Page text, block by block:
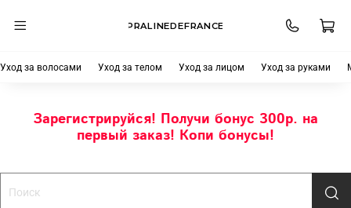
PRALINEDEFRANCE
Уход за волосами Уход за телом Уход за лицом Уход за руками
Зарегистрируйся! Получи бонус 300р. на
первый заказ! Копи бонусы!